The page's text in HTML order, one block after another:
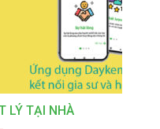
LÝ TẠI NHÀ